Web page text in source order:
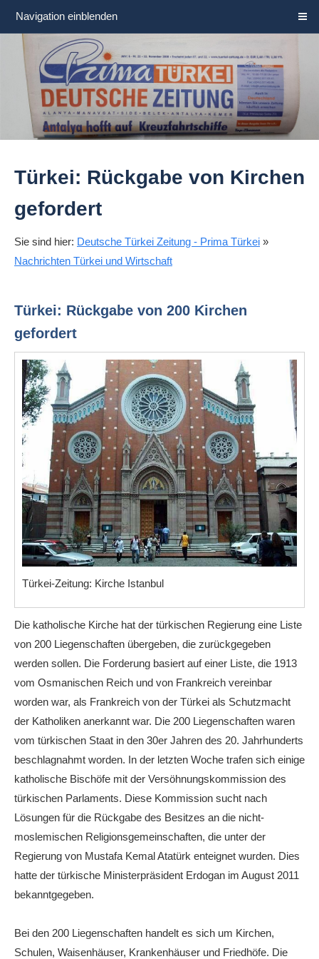
Navigation einblenden
Türkei: Rückgabe von Kirchen
gefordert
Sie sind hier: Deutsche Türkei Zeitung - Prima Türkei »
Nachrichten Türkei und Wirtschaft
Türkei: Rückgabe von 200 Kirchen
gefordert
Türkei-Zeitung: Kirche Istanbul
Die katholische Kirche hat der türkischen Regierung eine Liste
von 200 Liegenschaften übergeben, die zurückgegeben
werden sollen. Die Forderung basiert auf einer Liste, die 1913
vom Osmanischen Reich und von Frankreich vereinbar
worden war, als Frankreich von der Türkei als Schutzmacht
der Katholiken anerkannt war. Die 200 Liegenschaften waren
vom türkischen Staat in den 30er Jahren des 20. Jahrhunderts
beschlagnahmt worden. In der letzten Woche trafen sich einige
katholische Bischöfe mit der Versöhnungskommission des
türkischen Parlaments. Diese Kommission sucht nach
Lösungen für die Rückgabe des Besitzes an die nicht-
moslemischen Religionsgemeinschaften, die unter der
Regierung von Mustafa Kemal Atatürk enteignet wurden. Dies
hatte der türkische Ministerpräsident Erdogan im August 2011
bekanntgegeben.
Bei den 200 Liegenschaften handelt es sich um Kirchen,
Schulen, Waisenhäuser, Krankenhäuser und Friedhöfe. Die